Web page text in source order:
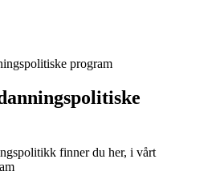
program
finner du her, i vårt